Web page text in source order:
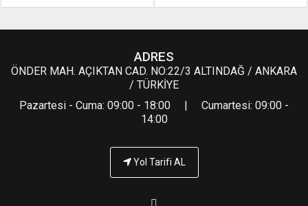
ADRES
ÖNDER MAH. AÇIKTAN CAD. NO:22/3 ALTINDAĞ / ANKARA
/ TÜRKİYE
Pazartesi - Cuma: 09:00 - 18:00 | Cumartesi: 09:00 -
14:00
Yol Tarifi AL